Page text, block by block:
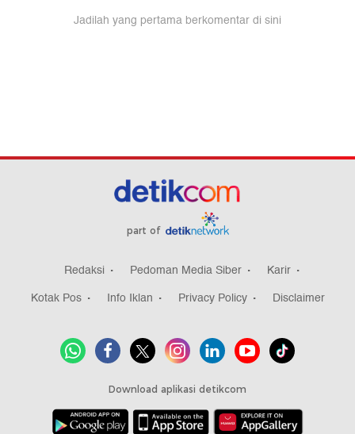
part of
Redaksi Pedoman Media Siber
Karir
Kotak Pos
Info Iklan Privacy Policy Disclaimer
Download aplikasi detikcom